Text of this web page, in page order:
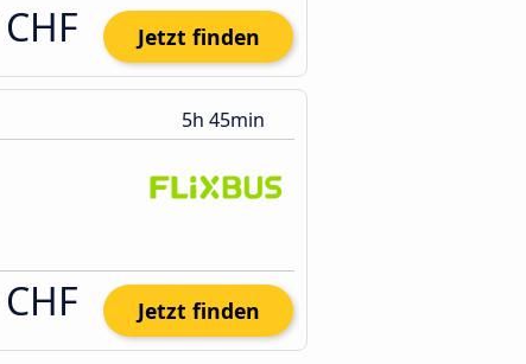
Jetzt finden
5h 45min
Jetzt finden